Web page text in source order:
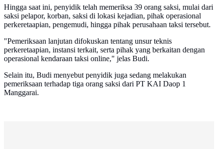
Hingga saat ini, penyidik telah memeriksa 39 orang saksi, mulai dari
saksi pelapor, korban, saksi di lokasi kejadian, pihak operasional
perkeretaapian, pengemudi, hingga pihak perusahaan taksi tersebut.
"Pemeriksaan lanjutan difokuskan tentang unsur teknis
perkeretaapian, instansi terkait, serta pihak yang berkaitan dengan
operasional kendaraan taksi online," jelas Budi.
Selain itu, Budi menyebut penyidik juga sedang melakukan
pemeriksaan terhadap tiga orang saksi dari PT KAI Daop 1
Manggarai.